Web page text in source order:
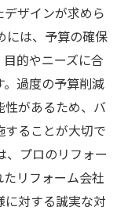
ザインが求めら
には、予算の確保
的やニーズに合
過度の予算削減
があるため、バ
ることが大切で
、プロのリフォー
リフォーム会社
対する誠実な対